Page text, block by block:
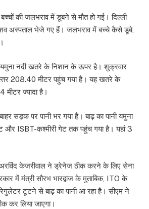
की जलभराव में डूबने से मौत हो गई। दिल्ली
शव अस्पताल भेजे गए हैं। जलभराव में बच्चे कैसे डूबे,
यमुना नदी खतरे के निशान के ऊपर है। शुक्रवार
208.40 मीटर पहुंच गया है। यह खतरे के
ज्यादा है।
सड़क पर पानी भर गया है। बाढ़ का पानी यमुना
और ISBT-कश्मीरी गेट तक पहुंच गया है। यहां 3
केजरीवाल ने ड्रेनेज ठीक करने के लिए सेना
में मंत्री सौरभ भारद्वाज के मुताबिक, ITO के
टूटने से बाढ़ का पानी आ रहा है। सीएम ने
कर लिया जाएगा।